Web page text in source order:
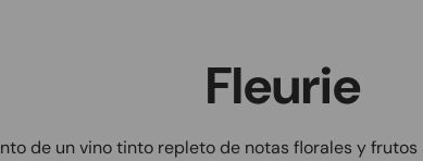
Fleurie
de un vino tinto repleto de notas florales y